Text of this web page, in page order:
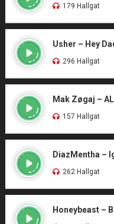
179 Hallgat
Usher – Hey
296 Hallgat
Mak Zøgaj –
157 Hallgat
DiazMentha –
262 Hallgat
Honeybeast –